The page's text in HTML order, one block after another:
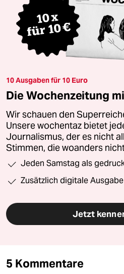
10 Ausgaben für 10 Euro
Die Wochenzeitung
Wir schauen den
Unsere wochentaz bietet
Journalismus, der es nicht
Stimmen, die woanders
Jeden Samstag als
Zusätzlich digitale
Jetzt
5 Kommentare